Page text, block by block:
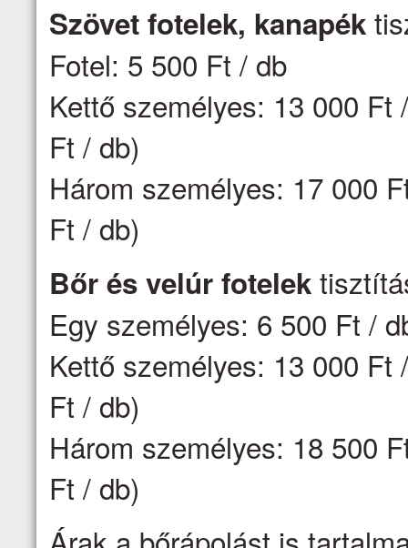
Szövet fotelek, kanapék
Fotel: 5 500 Ft / db
Kettő személyes: 13 000
Ft / db)
Három személyes: 17 000
Ft / db)
Bőr és velúr fotelek
Egy személyes: 6 500 Ft /
Kettő személyes: 13 000
Ft / db)
Három személyes: 18 500
Ft / db)